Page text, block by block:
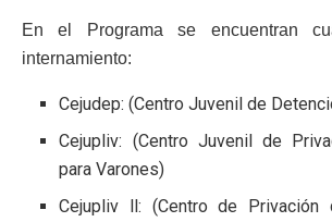
En el Programa se encuentran
internamiento:
Cejudep: (Centro Juvenil de
Cejupliv: (Centro Juvenil de
para Varones)
Cejupliv ll: (Centro de Privación